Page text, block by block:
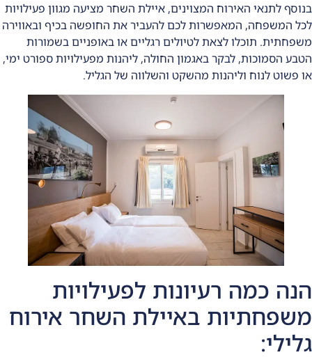
בנוסף לתנאי האירוח המצוינים, איילת השחר מציעה מגוון פעילויות
לכל המשפחה, המאפשרות לכם להעביר את החופשה בכיף ובאווירה
משפחתית. תוכלו לצאת לטיולים רגליים או באופניים בשמורות
הטבע הסמוכות, לבקר באגמון החולה, ליהנות מפעילויות ספורט ימי,
או פשוט לנוח וליהנות מהשקט והשלווה של הגליל.
הנה כמה רעיונות לפעילויות
משפחתיות באיילת השחר אירוח
גלילי: